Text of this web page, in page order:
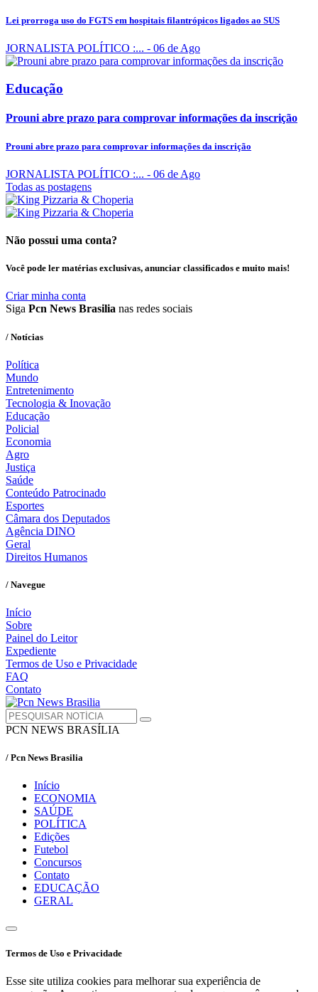
Lei prorroga uso do FGTS em hospitais filantrópicos ligados ao SUS
JORNALISTA POLÍTICO :... - 06 de Ago
Educação
Prouni abre prazo para comprovar informações da inscrição
Prouni abre prazo para comprovar informações da inscrição
JORNALISTA POLÍTICO :... - 06 de Ago
Todas as postagens
Não possui uma conta?
Você pode ler matérias exclusivas, anunciar classificados e muito mais!
Criar minha conta
Siga Pcn News Brasilia nas redes sociais
/ Notícias
Política
Mundo
Entretenimento
Tecnologia & Inovação
Educação
Policial
Economia
Agro
Justiça
Saúde
Conteúdo Patrocinado
Esportes
Câmara dos Deputados
Agência DINO
Geral
Direitos Humanos
/ Navegue
Início
Sobre
Painel do Leitor
Expediente
Termos de Uso e Privacidade
FAQ
Contato
PCN NEWS BRASÍLIA
/ Pcn News Brasilia
Início
ECONOMIA
SAÚDE
POLÍTICA
Edições
Futebol
Concursos
Contato
EDUCAÇÃO
GERAL
Termos de Uso e Privacidade
Esse site utiliza cookies para melhorar sua experiência de